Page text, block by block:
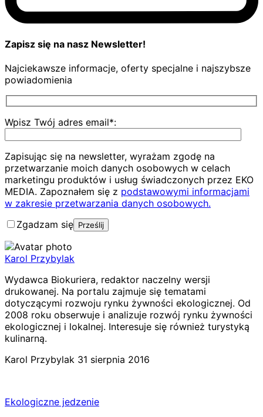
Zapisz się na nasz Newsletter!
Najciekawsze informacje, oferty specjalne i najszybsze
powiadomienia
Wpisz Twój adres email*:
Zapisując się na newsletter, wyrażam zgodę na
przetwarzanie moich danych osobowych w celach
marketingu produktów i usług świadczonych przez EKO
MEDIA. Zapoznałem się z podstawowymi informacjami
w zakresie przetwarzania danych osobowych.
Zgadzam się
Karol Przybylak
Wydawca Biokuriera, redaktor naczelny wersji
drukowanej. Na portalu zajmuje się tematami
dotyczącymi rozwoju rynku żywności ekologicznej. Od
2008 roku obserwuje i analizuje rozwój rynku żywności
ekologicznej i lokalnej. Interesuje się również turystyką
kulinarną.
Karol Przybylak 31 sierpnia 2016
Ekologiczne jedzenie